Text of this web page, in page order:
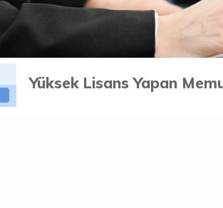
Yüksek Lisans Yapan